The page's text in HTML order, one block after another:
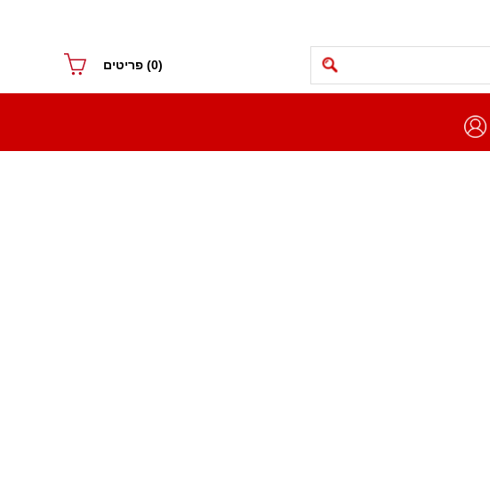
(0) פריטים